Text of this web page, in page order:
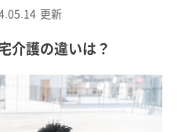
更新
介護の違いは？